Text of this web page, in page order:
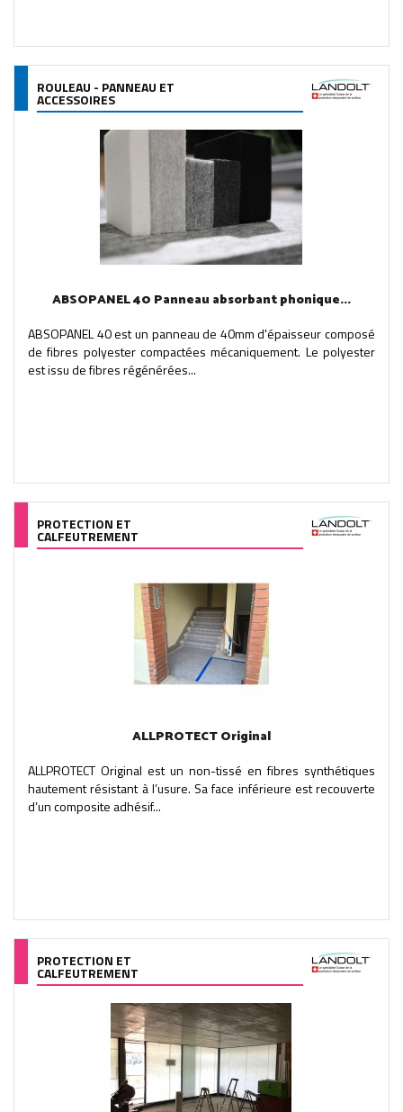
ROULEAU - PANNEAU ET
ACCESSOIRES
ABSOPANEL 40 Panneau absorbant phonique...
ABSOPANEL 40 est un panneau de 40mm d'épaisseur composé
de fibres polyester compactées mécaniquement. Le polyester
est issu de fibres régénérées...
PROTECTION ET
CALFEUTREMENT
ALLPROTECT Original
ALLPROTECT Original est un non-tissé en fibres synthétiques
hautement résistant à l’usure. Sa face inférieure est recouverte
d’un composite adhésif...
PROTECTION ET
CALFEUTREMENT